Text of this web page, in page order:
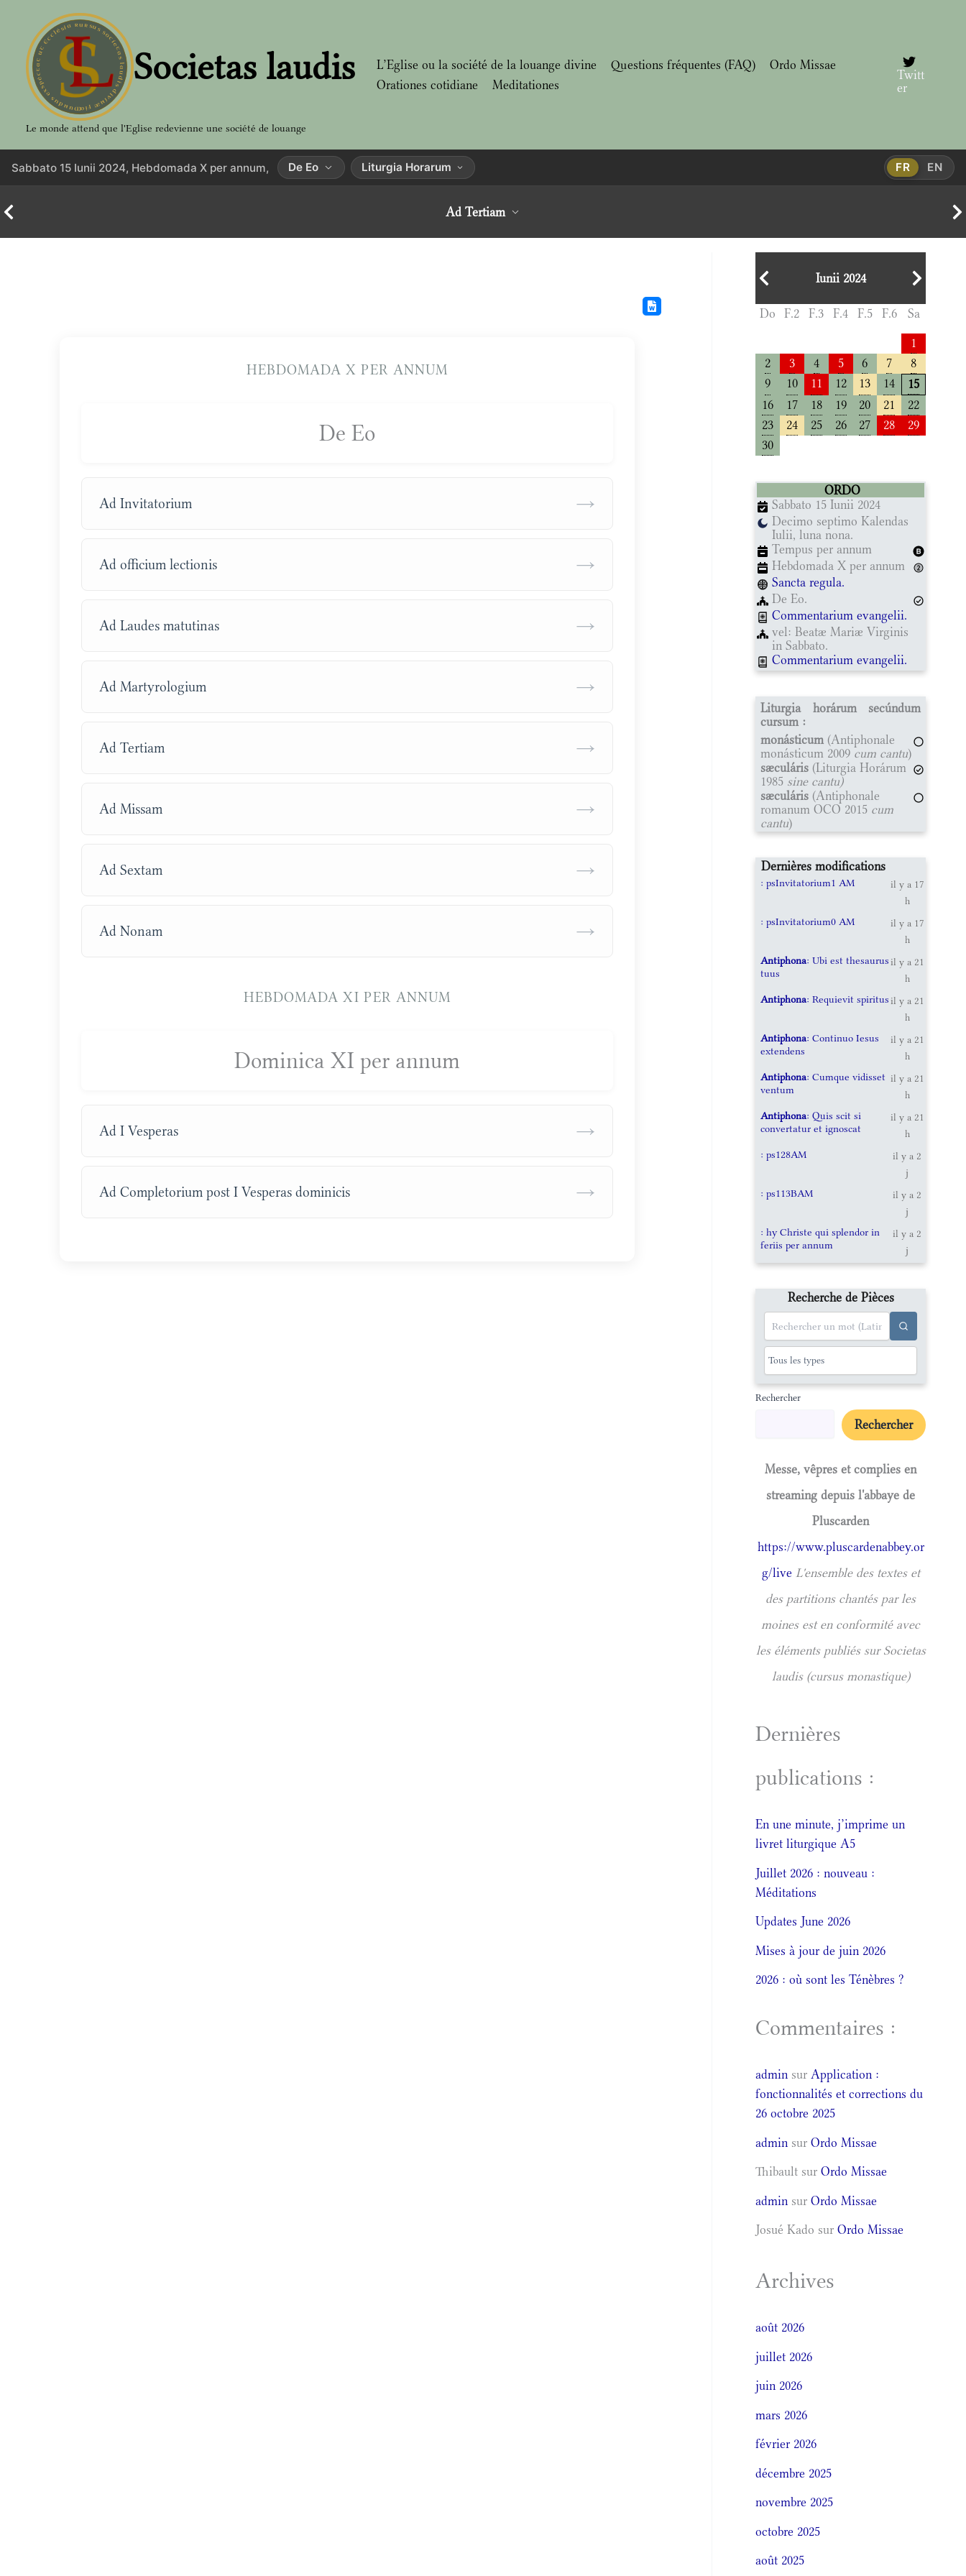
contenu
Societas laudis
Le monde attend que l'Eglise redevienne une société de louange
L’Eglise ou la société de la louange divine Questions fréquentes (FAQ)
Ordo Missae
Orationes cotidiane
Meditationes
Twitt
er
Sabbato 15 Iunii 2024, Hebdomada X per annum, De Eo Liturgia Horarum FR EN
Ad Tertiam
HEBDOMADA X PER ANNUM
De Eo
Ad Invitatorium →
Ad officium lectionis →
Ad Laudes matutinas →
Ad Martyrologium →
Ad Tertiam →
Ad Missam →
Ad Sextam →
Ad Nonam →
HEBDOMADA XI PER ANNUM
Dominica XI per annum
Ad I Vesperas →
Ad Completorium post I Vesperas dominicis →
Iunii 2024
Do F.2 F.3 F.4 F.5 F.6 Sa
1
2
3 4 5 6 7
8
9
10 11 12 13 14
15
16
17 18 19 20 21
22
23
24 25 26 27 28
29
30
ORDO
Sabbato 15 Iunii 2024
Decimo septimo Kalendas
Iulii, luna nona.
Tempus per annum
Hebdomada X per annum
Sancta regula.
De Eo.
Commentarium evangelii.
vel: Beatæ Mariæ Virginis
in Sabbato.
Commentarium evangelii.
Liturgia horárum secúndum
cursum :
monásticum (Antiphonale
monásticum 2009 cum cantu)
sæculáris (Liturgia Horárum
1985 sine cantu)
sæculáris (Antiphonale
romanum OCO 2015 cum
cantu)
Dernières modifications
: psInvitatorium1 AM
il y a 17
h
: psInvitatorium0 AM
il y a 17
h
Antiphona: Ubi est thesaurus
tuus
il y a 21
h
Antiphona: Requievit spiritus il y a 21
h
Antiphona: Continuo Iesus
extendens
il y a 21
h
Antiphona: Cumque vidisset
ventum
il y a 21
h
Antiphona: Quis scit si
convertatur et ignoscat
il y a 21
h
: ps128AM
il y a 2
j
: ps113BAM
il y a 2
j
: hy Christe qui splendor in
feriis per annum
il y a 2
j
Recherche de Pièces
Rechercher
Rechercher
Messe, vêpres et complies en
streaming depuis l'abbaye de
Pluscarden
https://www.pluscardenabbey.or
g/live L'ensemble des textes et
des partitions chantés par les
moines est en conformité avec
les éléments publiés sur Societas
laudis (cursus monastique)
Dernières
publications :
En une minute, j’imprime un
livret liturgique A5
Juillet 2026 : nouveau :
Méditations
Updates June 2026
Mises à jour de juin 2026
2026 : où sont les Ténèbres ?
Commentaires :
admin surApplication :
fonctionnalités et corrections du
26 octobre 2025
admin surOrdo Missae
Thibault surOrdo Missae
admin surOrdo Missae
Josué Kado surOrdo Missae
Archives
août 2026
juillet 2026
juin 2026
mars 2026
février 2026
décembre 2025
novembre 2025
octobre 2025
août 2025